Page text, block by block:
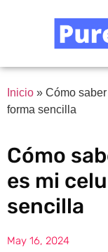
Inicio » Cómo
forma sencilla
Cómo
es mi
sencilla
May 16, 2024